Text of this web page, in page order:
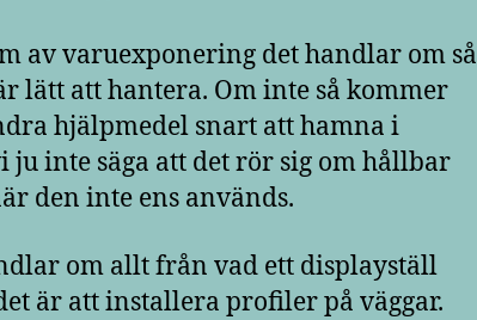
av varuexponering det handlar om så
lätt att hantera. Om inte så kommer
hjälpmedel snart att hamna i
ju inte säga att det rör sig om hållbar
den inte ens används.
om allt från vad ett displayställ
är att installera profiler på väggar.